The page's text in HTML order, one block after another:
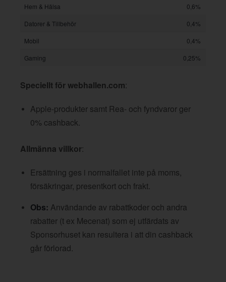
Hem & Hälsa
0,6%
Datorer & Tillbehör
0,4%
Mobil
0,4%
Gaming
0,25%
Speciellt för webhallen.com:
Apple-produkter samt Rea- och fyndvaror ger
0% cashback.
Allmänna villkor:
Ersättning ges i normalfallet inte på moms,
försäkringar, presentkort och frakt.
Obs: Användande av rabattkoder och andra
rabatter (t ex Mecenat) som ej utfärdats av
Sponsorhuset kan resultera i att din cashback
går förlorad.